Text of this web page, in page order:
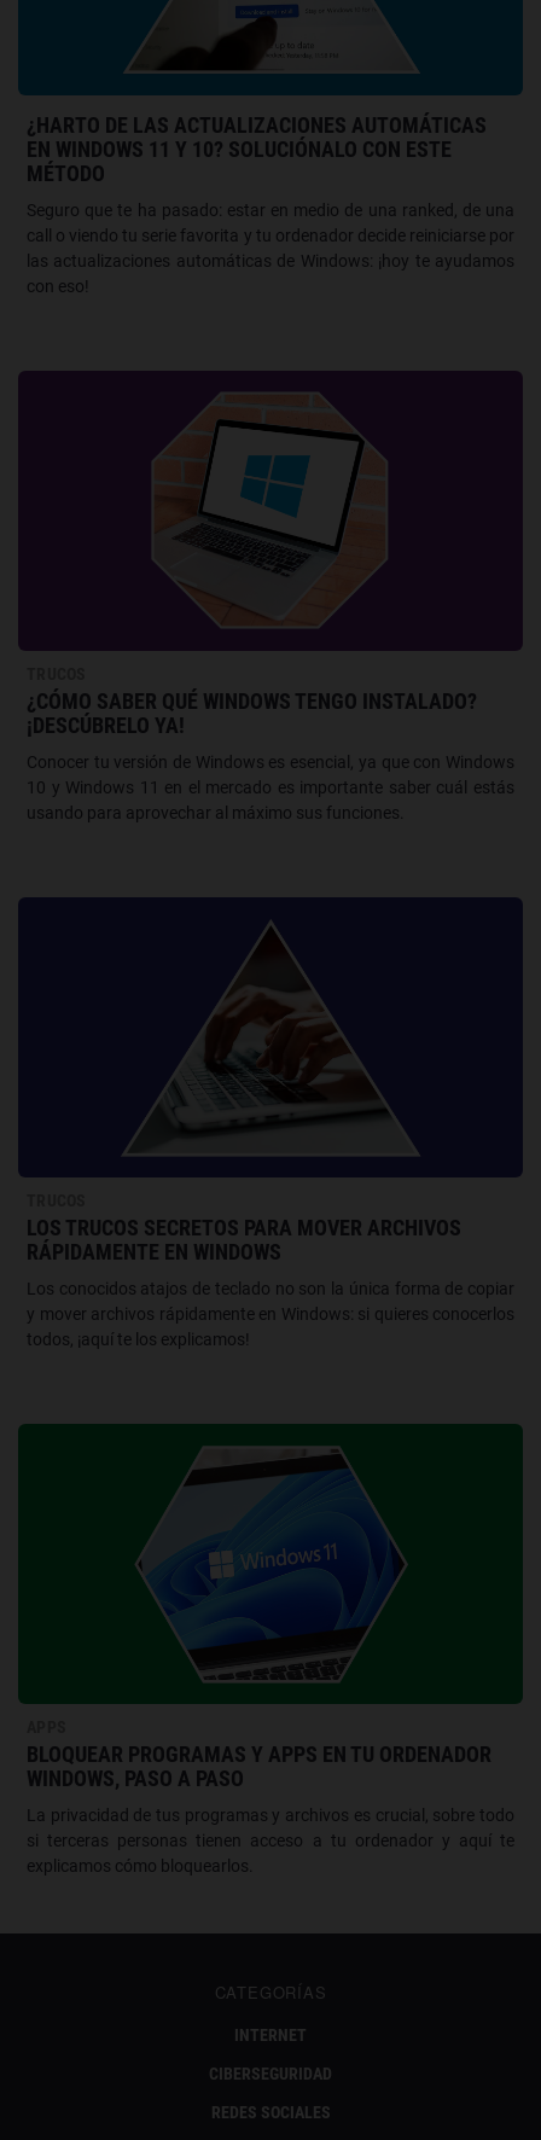
¿HARTO DE LAS ACTUALIZACIONES AUTOMÁTICAS
EN WINDOWS 11 Y 10? SOLUCIÓNALO CON ESTE
MÉTODO
Seguro que te ha pasado: estar en medio de una ranked, de una
call o viendo tu serie favorita y tu ordenador decide reiniciarse por
las actualizaciones automáticas de Windows: ¡hoy te ayudamos
con eso!
¿CÓMO SABER QUÉ WINDOWS TENGO INSTALADO?
¡DESCÚBRELO YA!
Conocer tu versión de Windows es esencial, ya que con Windows
10 y Windows 11 en el mercado es importante saber cuál estás
usando para aprovechar al máximo sus funciones.
LOS TRUCOS SECRETOS PARA MOVER ARCHIVOS
RÁPIDAMENTE EN WINDOWS
Los conocidos atajos de teclado no son la única forma de copiar
y mover archivos rápidamente en Windows: si quieres conocerlos
todos, ¡aquí te los explicamos!
BLOQUEAR PROGRAMAS Y APPS EN TU ORDENADOR
WINDOWS, PASO A PASO
La privacidad de tus programas y archivos es crucial, sobre todo
si terceras personas tienen acceso a tu ordenador y aquí te
explicamos cómo bloquearlos.
CATEGORÍAS
INTERNET
CIBERSEGURIDAD
REDES SOCIALES